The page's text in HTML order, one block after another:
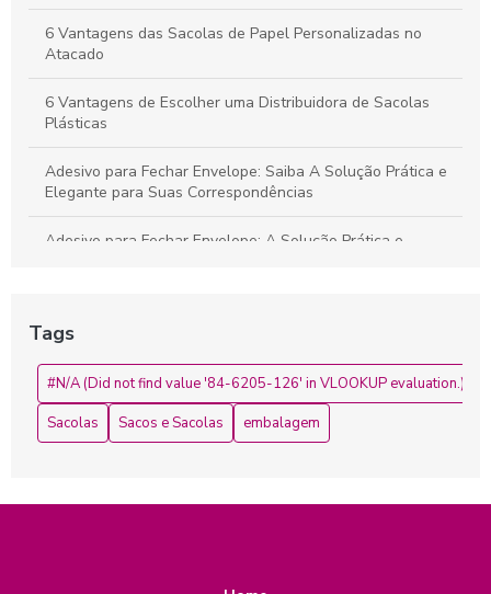
6 Vantagens das Sacolas de Papel Personalizadas no
Atacado
6 Vantagens de Escolher uma Distribuidora de Sacolas
Plásticas
Adesivo para Fechar Envelope: Saiba A Solução Prática e
Elegante para Suas Correspondências
Adesivo para Fechar Envelope: A Solução Prática e
Suas Necessidades
Adesivo para Fechar Envelope: Como Escolher o Melhor
para Suas Necessidades
Adesivo para Fechar Envelope: Ideias Criativas e Práticas
Tags
#N/A (Did not find value '84-6205-126' in VLOOKUP evaluation.)
Sacolas
Sacos e Sacolas embalagem